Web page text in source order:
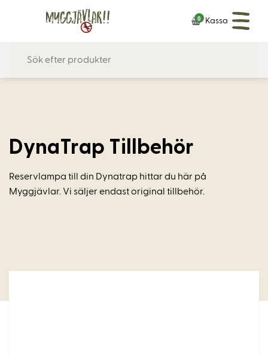
Kassa
0
DynaTrap Tillbehör
Reservlampa till din Dynatrap hittar du här på
Myggjävlar. Vi säljer endast original tillbehör.